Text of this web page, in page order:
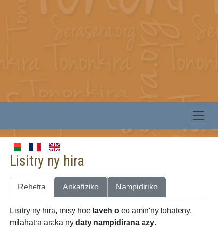
Lisitry ny hira
Rehetra Ankafiziko Nampidiriko
Lisitry ny hira, misy hoe Iaveh o eo amin'ny lohateny,
milahatra araka ny daty nampidirana azy.